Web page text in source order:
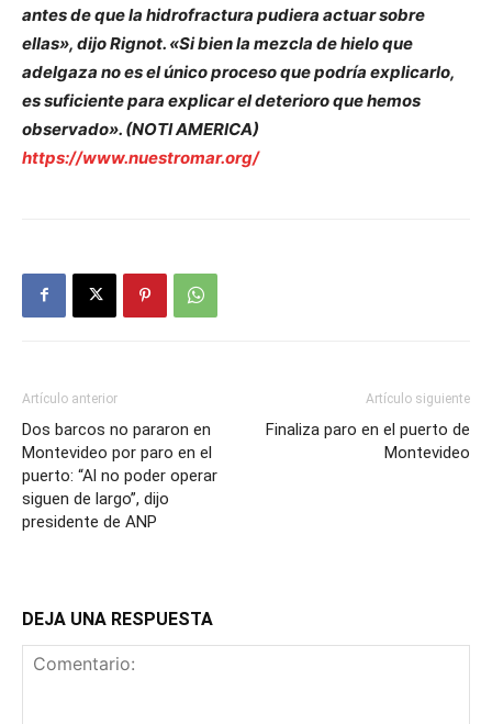
antes de que la hidrofractura pudiera actuar sobre
ellas», dijo Rignot. «Si bien la mezcla de hielo que
adelgaza no es el único proceso que podría explicarlo,
es suficiente para explicar el deterioro que hemos
observado». (NOTI AMERICA)
https://www.nuestromar.org/
Artículo anterior
Dos barcos no pararon en
Montevideo por paro en el
puerto: “Al no poder operar
siguen de largo”, dijo
presidente de ANP
Artículo siguiente
Finaliza paro en el puerto de
Montevideo
DEJA UNA RESPUESTA